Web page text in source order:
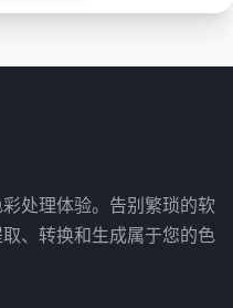
处理体验。告别繁琐的软
、转换和生成属于您的色